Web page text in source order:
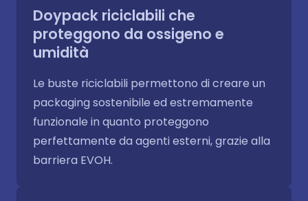
Doypack riciclabili che
proteggono da ossigeno e
umidità
Le buste riciclabili permettono di creare un
packaging sostenibile ed estremamente
funzionale in quanto proteggono
perfettamente da agenti esterni, grazie alla
barriera EVOH.